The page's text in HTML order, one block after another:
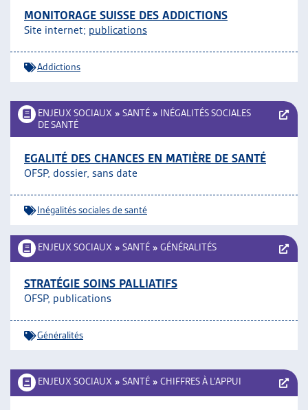
MONITORAGE SUISSE DES ADDICTIONS
Site internet; publications
Addictions
ENJEUX SOCIAUX » SANTÉ » INÉGALITÉS SOCIALES
DE SANTÉ
EGALITÉ DES CHANCES EN MATIÈRE DE SANTÉ
OFSP, dossier, sans date
Inégalités sociales de santé
ENJEUX SOCIAUX » SANTÉ » GÉNÉRALITÉS
STRATÉGIE SOINS PALLIATIFS
OFSP, publications
Généralités
ENJEUX SOCIAUX » SANTÉ » CHIFFRES À L’APPUI